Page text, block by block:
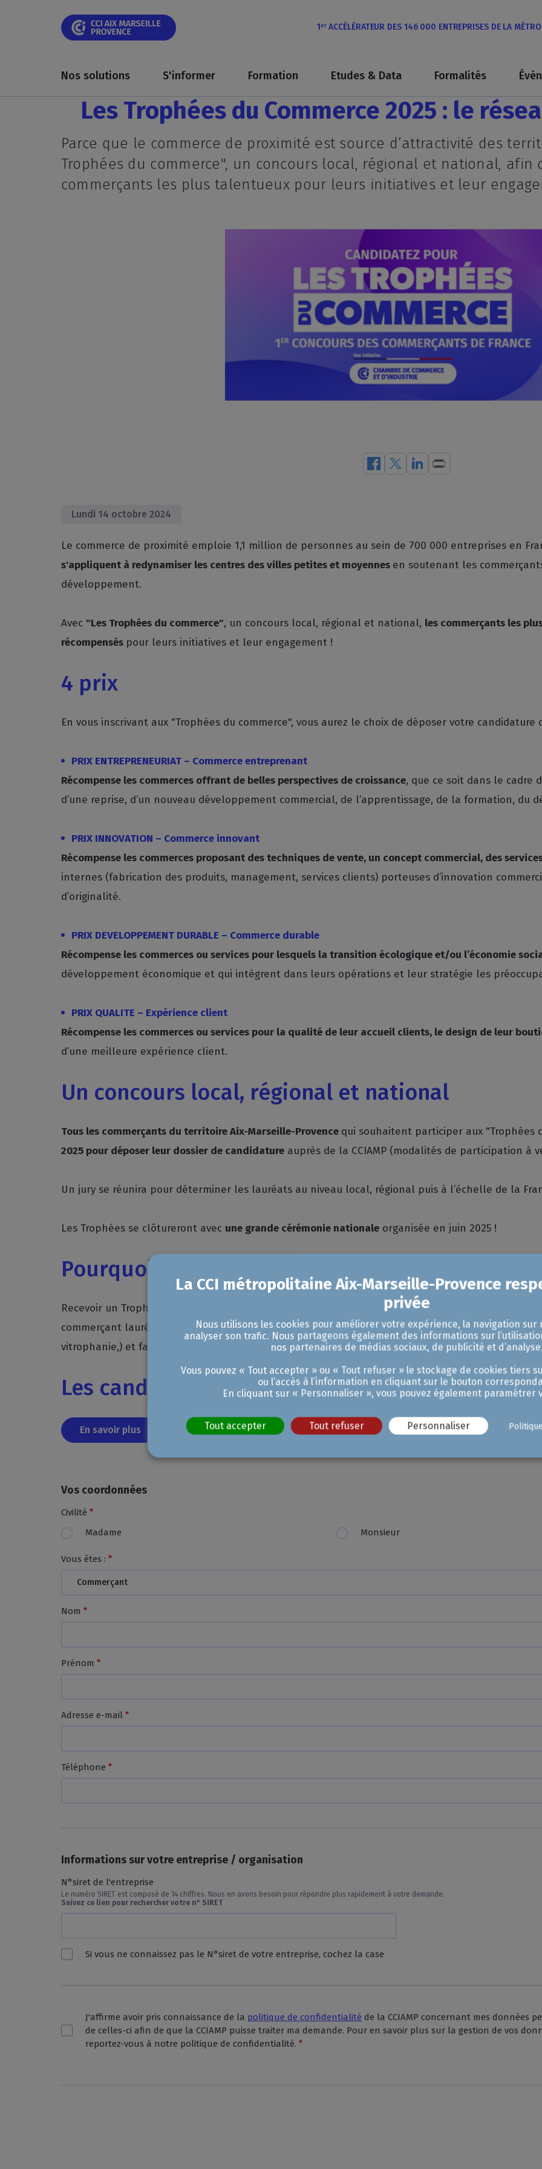
1 erACCÉLÉRATEUR DES 146 000 ENTREPRISES DE LA
Nos solutions S'informer Formation Etudes & Data Formalités
Les Trophées du Commerce 2025 : le
Parce que le commerce de proximité est source d’attractivité des
Trophées du commerce", un concours local, régional et national, afin
commerçants les plus talentueux pour leurs initiatives et leur
Lundi 14 octobre 2024
Le commerce de proximité emploie 1,1 million de personnes au sein de 700 000 entreprises en
s'appliquent à redynamiser les centres des villes petites et moyennes en soutenant les
développement.
Avec "Les Trophées du commerce", un concours local, régional et national, les commerçants les
récompensés pour leurs initiatives et leur engagement !
4 prix
En vous inscrivant aux "Trophées du commerce", vous aurez le choix de déposer votre candidature
PRIX ENTREPRENEURIAT – Commerce entreprenant
Récompense les commerces offrant de belles perspectives de croissance, que ce soit dans le cadre
d’une reprise, d’un nouveau développement commercial, de l’apprentissage, de la formation, du
PRIX INNOVATION – Commerce innovant
Récompense les commerces proposant des techniques de vente, un concept commercial, des
internes (fabrication des produits, management, services clients) porteuses d’innovation
d’originalité.
PRIX DEVELOPPEMENT DURABLE – Commerce durable
Récompense les commerces ou services pour lesquels la transition écologique et/ou l’économie
développement économique et qui intègrent dans leurs opérations et leur stratégie les
PRIX QUALITE – Expérience client
Récompense les commerces ou services pour la qualité de leur accueil clients, le design de leur
d’une meilleure expérience client.
Un concours local, régional et national
Tous les commerçants du territoire Aix-Marseille-Provence qui souhaitent participer aux "Trophées
2025 pour déposer leur dossier de candidatureauprès de la CCIAMP (modalités de participation à
Un jury se réunira pour déterminer les lauréats au niveau local, régional puis à l’échelle de la
Les Trophées se clôtureront avec une grande cérémonie nationaleorganisée en juin 2025 !
Pourquoi participer aux « Trophées du
Recevoir un Trophée du Commerce est une récompense honorifique qui engendre de la visibilité
commerçant lauréat est invité à une remise de trophée nationale, il reçoit plusieursoutils de
vitrophanie,) et fait l’objet d’un communiqué de presse et de communication dans le réseau CCI.
Les candidatures sont ouvertes !
En savoir plus
Vos coordonnées
Civilité
Madame
Monsieur
Vous êtes :
Nom
Prénom
Adresse e-mail
Téléphone
Informations sur votre entreprise / organisation
N°siret de l'entreprise
Le numéro SIRET est composé de 14 chiffres. Nous en avons besoin pour répondre plus rapidement à votre demande.
Suivez ce lien pour rechercher votre n° SIRET
Si vous ne connaissez pas le N°siret de votre entreprise, cochez la case
J'affirme avoir pris connaissance de la politique de confidentialité de la CCIAMP concernant mes données
de celles-ci afin de que la CCIAMP puisse traiter ma demande. Pour en savoir plus sur la gestion de vos
reportez-vous à notre politique de confidentialité.
Nous utilisons les cookies pour améliorer votre expérience, la navigation sur
analyser son trafic. Nous partageons également des informations sur
nos partenaires de médias sociaux, de publicité et d’analyse.
Vous pouvez « Tout accepter » ou « Tout refuser » le stockage de cookies tiers
ou l’accès à l’information en cliquant sur le bouton
En cliquant sur « Personnaliser », vous pouvez également paramétrer
Tout accepter Tout refuser Personnaliser